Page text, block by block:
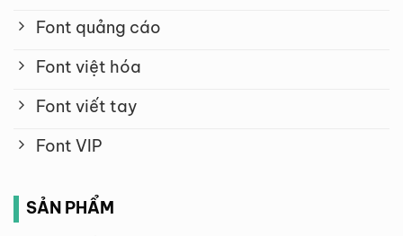
Font quảng cáo
Font việt hóa
Font viết tay
Font VIP
SẢN PHẨM